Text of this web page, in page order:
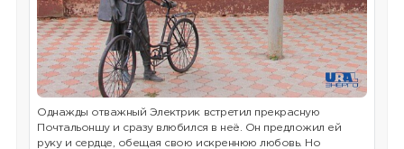
Однажды отважный Электрик встретил прекрасную
Почтальоншу и сразу влюбился в неё. Он предложил ей
руку и сердце, обещая свою искреннюю любовь. Но